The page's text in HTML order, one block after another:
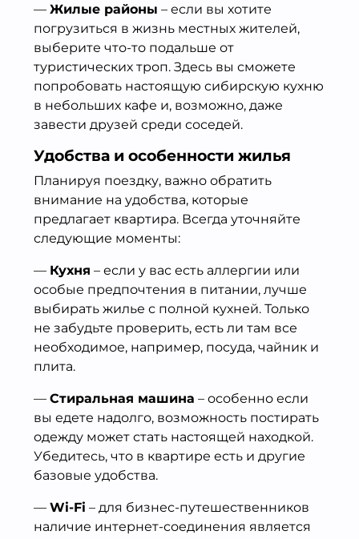
— Жилые районы – если вы хотите
погрузиться в жизнь местных жителей,
выберите что-то подальше от
туристических троп. Здесь вы сможете
попробовать настоящую сибирскую кухню
в небольших кафе и, возможно, даже
завести друзей среди соседей.
Удобства и особенности жилья
Планируя поездку, важно обратить
внимание на удобства, которые
предлагает квартира. Всегда уточняйте
следующие моменты:
— Кухня – если у вас есть аллергии или
особые предпочтения в питании, лучше
выбирать жилье с полной кухней. Только
не забудьте проверить, есть ли там все
необходимое, например, посуда, чайник и
плита.
— Стиральная машина – особенно если
вы едете надолго, возможность постирать
одежду может стать настоящей находкой.
Убедитесь, что в квартире есть и другие
базовые удобства.
— Wi-Fi – для бизнес-путешественников
наличие интернет-соединения является